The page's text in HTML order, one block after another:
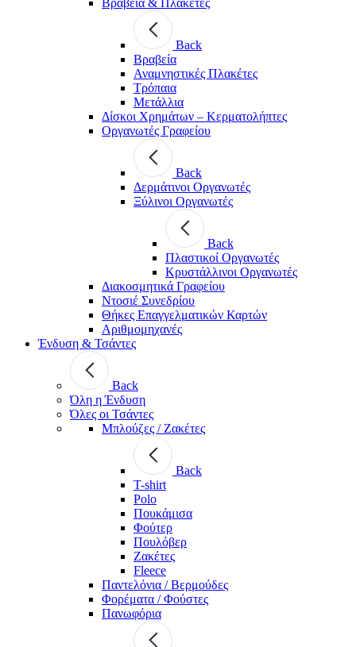
Back
Βραβεία
Αναμνηστικές Πλακέτες
Τρόπαια
Μετάλλια
Δίσκοι Χρημάτων – Κερματολήπτες
Οργανωτές Γραφείου
Back
Δερμάτινοι Οργανωτές
Ξύλινοι Οργανωτές
Back
Πλαστικοί Οργανωτές
Κρυστάλλινοι Οργανωτές
Διακοσμητικά Γραφείου
Ντοσιέ Συνεδρίου
Θήκες Επαγγελματικών Καρτών
Αριθμομηχανές
Ένδυση & Τσάντες
Back
Όλη η Ένδυση
Όλες οι Τσάντες
Μπλούζες / Ζακέτες
Back
T-shirt
Polo
Πουκάμισα
Φούτερ
Πουλόβερ
Ζακέτες
Fleece
Παντελόνια / Βερμούδες
Φορέματα / Φούστες
Πανωφόρια